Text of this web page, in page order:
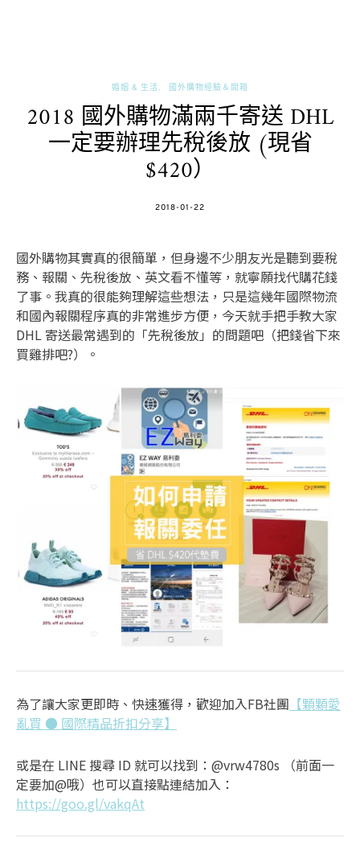
婚姻 & 生活 國外購物經驗＆開箱
2018 國外購物滿兩千寄送 DHL
一定要辦理先稅後放 (現省
$420）
POSTED
2018-01-22
國外購物其實真的很簡單，但身邊不少朋友光是聽到要稅
務、報關、先稅後放、英文看不懂等，就寧願找代購花錢
了事。我真的很能夠理解這些想法，只是這幾年國際物流
和國內報關程序真的非常進步方便，今天就手把手教大家
DHL 寄送最常遇到的「先稅後放」的問題吧（把錢省下來
買雞排吧?）。
為了讓大家更即時、快速獲得，歡迎加入FB社團 【顆顆愛
亂買 ● 國際精品折扣分享】
或是在 LINE 搜尋 ID 就可以找到：@vrw4780s （前面一
定要加@哦）也可以直接點連結加入：
https://goo.gl/vakqAt